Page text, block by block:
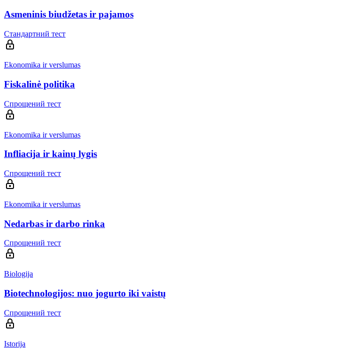
Asmeninis biudžetas ir pajamos
Стандартний тест
Ekonomika ir verslumas
Fiskalinė politika
Спрощений тест
Ekonomika ir verslumas
Infliacija ir kainų lygis
Спрощений тест
Ekonomika ir verslumas
Nedarbas ir darbo rinka
Спрощений тест
Biologija
Biotechnologijos: nuo jogurto iki vaistų
Спрощений тест
Istorija